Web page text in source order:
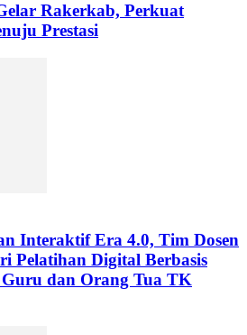
Rakerkab, Perkuat
Prestasi
Interaktif Era 4.0, Tim Dosen
Pelatihan Digital Berbasis
dan Orang Tua TK